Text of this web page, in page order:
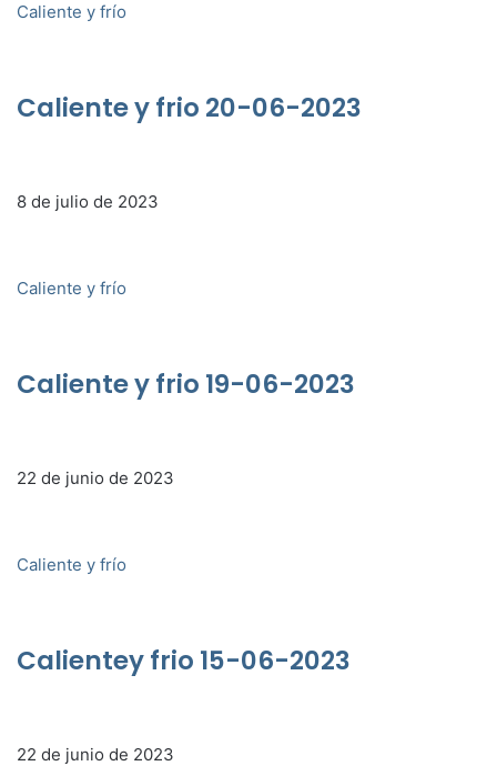
Caliente y frío
Caliente y frio 20-06-2023
8 de julio de 2023
Caliente y frío
Caliente y frio 19-06-2023
22 de junio de 2023
Caliente y frío
Calientey frio 15-06-2023
22 de junio de 2023